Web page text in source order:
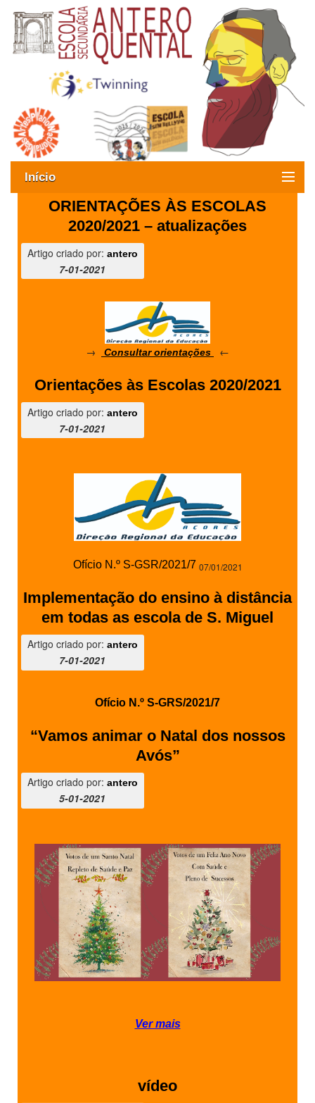
Início
Exames
ESAQ sem Bullying
Matrículas
ESAQ
@oficina.do.largo
ALUNOS
PROFESSORES
ORIENTAÇÕES ÀS ESCOLAS
2020/2021 – atualizações
Artigo criado por: antero
7-01-2021
→ Consultar orientações ←
Orientações às Escolas 2020/2021
Artigo criado por: antero
7-01-2021
Ofício N.º S-GSR/2021/7 07/01/2021
Implementação do ensino à distância
em todas as escola de S. Miguel
Artigo criado por: antero
7-01-2021
Ofício N.º S-GRS/2021/7
“Vamos animar o Natal dos nossos
Avós”
Artigo criado por: antero
5-01-2021
Ver mais
vídeo